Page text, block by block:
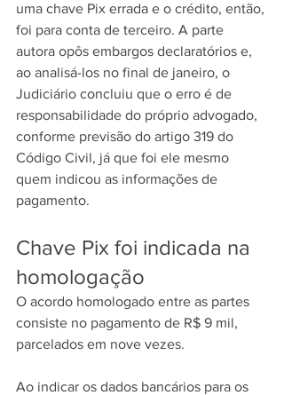
uma chave Pix errada e o crédito, então,
foi para conta de terceiro. A parte
autora opôs embargos declaratórios e,
ao analisá-los no final de janeiro, o
Judiciário concluiu que o erro é de
responsabilidade do próprio advogado,
conforme previsão do artigo 319 do
Código Civil, já que foi ele mesmo
quem indicou as informações de
pagamento.
Chave Pix foi indicada na
homologação
O acordo homologado entre as partes
consiste no pagamento de R$ 9 mil,
parcelados em nove vezes.
Ao indicar os dados bancários para os